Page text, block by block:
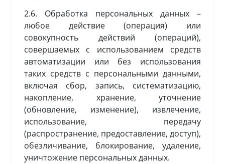
2.6. Обработка персональных данных –
любое действие (операция) или
совокупность действий (операций),
совершаемых с использованием средств
автоматизации или без использования
таких средств с персональными данными,
включая сбор, запись, систематизацию,
накопление, хранение, уточнение
(обновление, изменение), извлечение,
использование, передачу
(распространение, предоставление, доступ),
обезличивание, блокирование, удаление,
уничтожение персональных данных.